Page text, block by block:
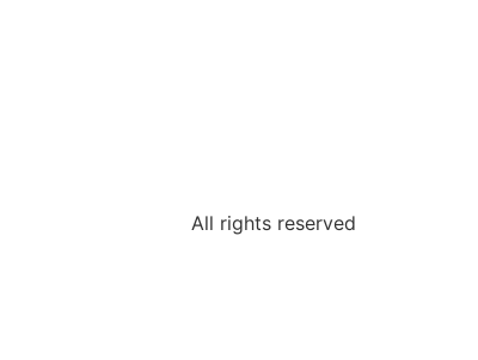
All rights reserved